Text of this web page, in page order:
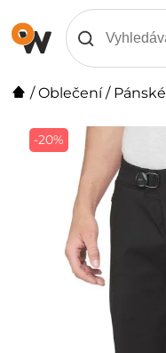
/Oblečení/ Pánské
-20%